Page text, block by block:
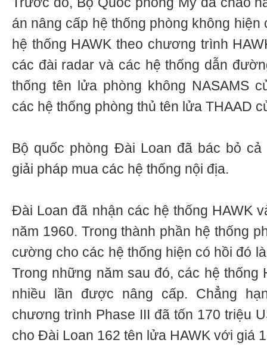
án nâng cấp hệ thống phòng không hiện
hệ thống HAWK theo chương trình
các đài radar và các hệ thống dẫn
thống tên lửa phòng không NASAMS
các hệ thống phòng thủ tên lửa THAAD
Bộ quốc phòng Đài Loan đã bác bỏ
giải pháp mua các hệ thống nội địa.
Đài Loan đã nhận các hệ thống HAWK
năm 1960. Trong thành phần hệ thống
cường cho các hệ thống hiện có hồi đó
Trong những năm sau đó, các hệ thống
nhiều lần được nâng cấp. Chẳng
chương trình Phase III đã tốn 170 triệu
cho Đài Loan 162 tên lửa HAWK với giá